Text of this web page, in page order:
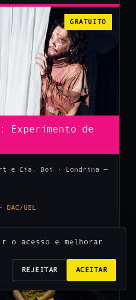
GRATUITO
Experimento de
e Cia. Boi · Londrina —
UEL
o acesso e melhorar
REJEITAR ACEITAR